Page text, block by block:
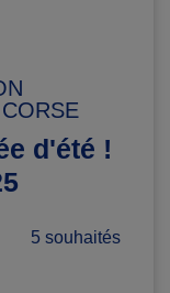
d'été !
5 souhaités